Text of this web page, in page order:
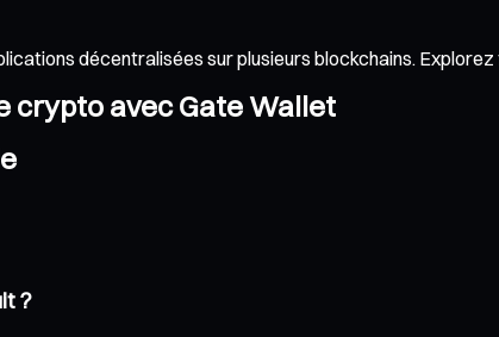
décentralisées sur plusieurs blockchains.
crypto avec Gate Wallet
?